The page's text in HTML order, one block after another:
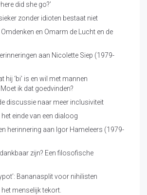
did she go?’
zonder idioten bestaat niet
en Omarm de Lucht en de
aan Nicolette Siep (1979-
hij ‘bi’ is en wil met mannen
ik dat goedvinden?
discussie naar meer inclusiviteit
het einde van een dialoog
herinnering aan Igor Hameleers (1979-
zijn? Een filosofische
Bananasplit voor nihilisten
menselijk tekort.